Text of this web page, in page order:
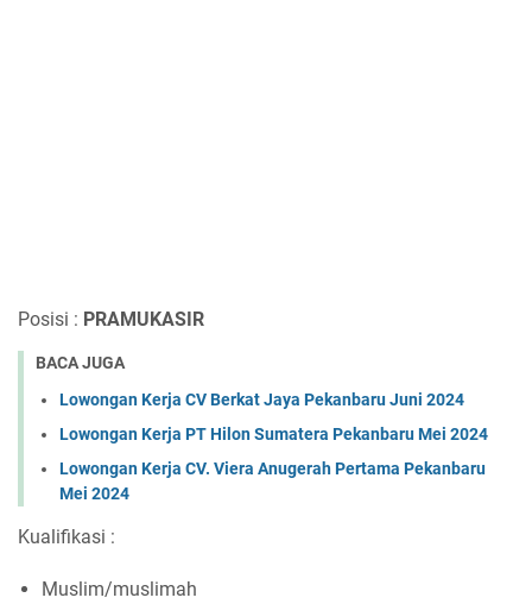
Posisi : PRAMUKASIR
BACA JUGA
Lowongan Kerja CV Berkat Jaya Pekanbaru Juni 2024
Lowongan Kerja PT Hilon Sumatera Pekanbaru Mei 2024
Lowongan Kerja CV. Viera Anugerah Pertama Pekanbaru
Mei 2024
Kualifikasi :
Muslim/muslimah